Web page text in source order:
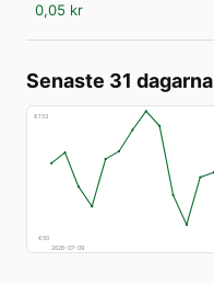
0,05 kr
Senaste 31 dagarna
€153
€50
2026-07-09